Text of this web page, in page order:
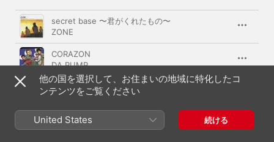
曲 時間
secret base 〜君がくれたもの〜
ZONE
CORAZON
DA PUMP
三年ぶりの人だから
原田悠里
泣かないで
山川 豊
他の国を選択して、お住まいの地域に特化したコ
ンテンツをご覧ください
United States 続ける